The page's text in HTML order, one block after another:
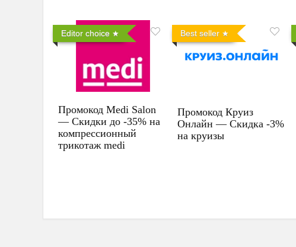
Editor choice
Промокод Medi Salon
— Скидки до -35% на
компрессионный
трикотаж medi
Best seller
Промокод Круиз
Онлайн — Скидка -3%
на круизы